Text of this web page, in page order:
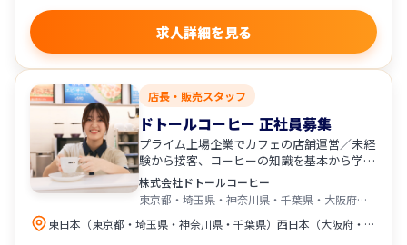
求人詳細を見る
店長・販売スタッフ
ドトールコーヒー 正社員募集
プライム上場企業でカフェの店舗運営／未経
験から接客、コーヒーの知識を基本から学べ
ます！
株式会社ドトールコーヒー
東京都・埼玉県・神奈川県・千葉県・大阪府・兵庫県・広島県・愛知県
東日本（東京都・埼玉県・神奈川県・千葉県）西日本（大阪府・兵庫県・広島県・愛知県）にある 「ドトールコーヒーショップ」「エクセルシオール カフェ」の直営店舗への配属となります。 居住地・店舗状況・ご希望を考慮し配属となります。